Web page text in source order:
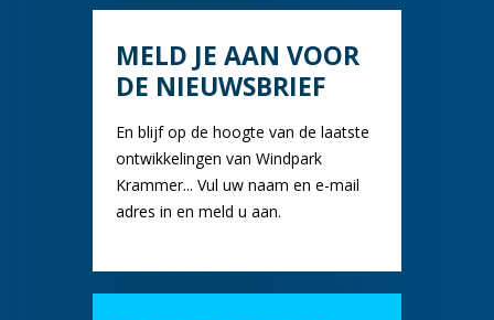
MELD JE AAN VOOR
DE NIEUWSBRIEF
En blijf op de hoogte van de laatste
ontwikkelingen van Windpark
Krammer... Vul uw naam en e-mail
adres in en meld u aan.